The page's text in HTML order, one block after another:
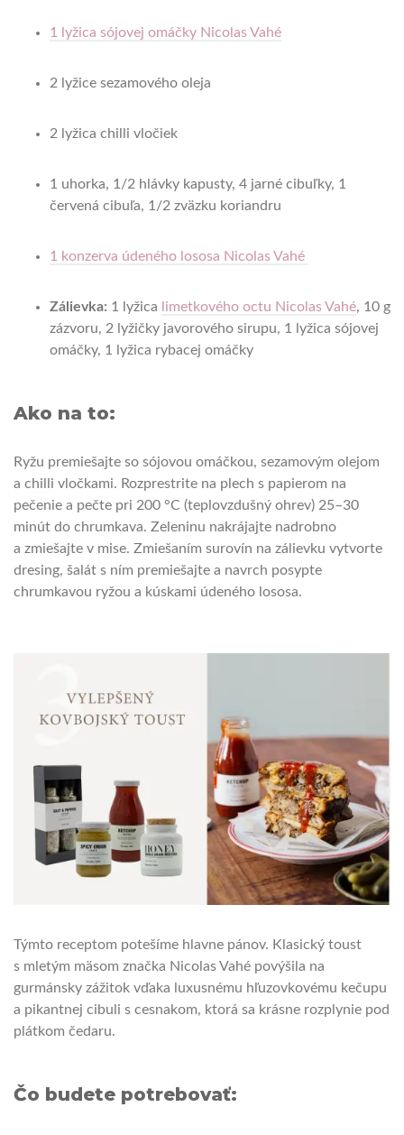
1 lyžica sójovej omáčky Nicolas Vahé
2 lyžice sezamového oleja
2 lyžica chilli vločiek
1 uhorka, 1/2 hlávky kapusty, 4 jarné cibuľky, 1
červená cibuľa, 1/2 zväzku koriandru
1 konzerva údeného lososa Nicolas Vahé
Zálievka: 1 lyžica limetkového octu Nicolas Vahé, 10 g
zázvoru, 2 lyžičky javorového sirupu, 1 lyžica sójovej
omáčky, 1 lyžica rybacej omáčky
Ako na to:
Ryžu premiešajte so sójovou omáčkou, sezamovým olejom
a chilli vločkami. Rozprestrite na plech s papierom na
pečenie a pečte pri 200 °C (teplovzdušný ohrev) 25–30
minút do chrumkava. Zeleninu nakrájajte nadrobno
a zmiešajte v mise. Zmiešaním surovín na zálievku vytvorte
dresing, šalát s ním premiešajte a navrch posypte
chrumkavou ryžou a kúskami údeného lososa.
Týmto receptom potešíme hlavne pánov. Klasický toust
s mletým mäsom značka Nicolas Vahé povýšila na
gurmánsky zážitok vďaka luxusnému hľuzovkovému kečupu
a pikantnej cibuli s cesnakom, ktorá sa krásne rozplynie pod
plátkom čedaru.
Čo budete potrebovať: